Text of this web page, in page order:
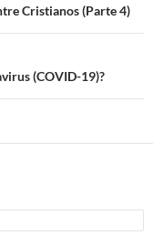
Cristianos (Parte 4)
(COVID-19)?